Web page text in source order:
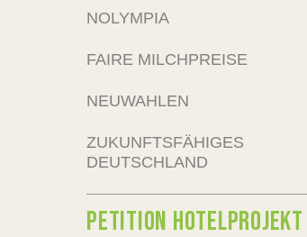
NOLYMPIA
FAIRE MILCHPREISE
NEUWAHLEN
ZUKUNFTSFÄHIGES
DEUTSCHLAND
PETITION HOTELPROJEKT